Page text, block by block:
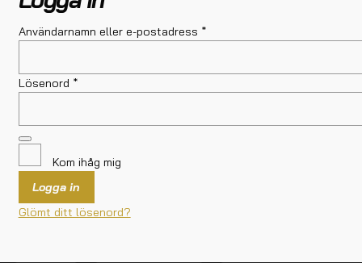
Användarnamn eller e-postadress *
Lösenord *
Kom ihåg mig
Logga in
Glömt ditt lösenord?